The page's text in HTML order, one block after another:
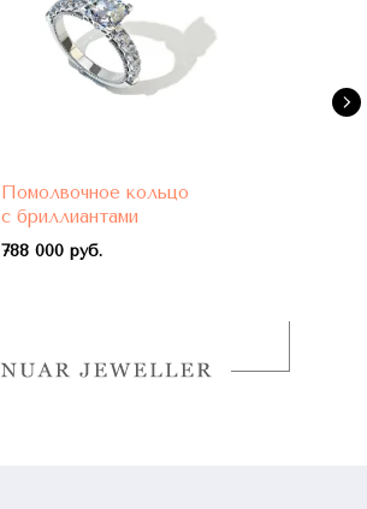
Помолвочное кольцо
с бриллиантами
788 000 руб.